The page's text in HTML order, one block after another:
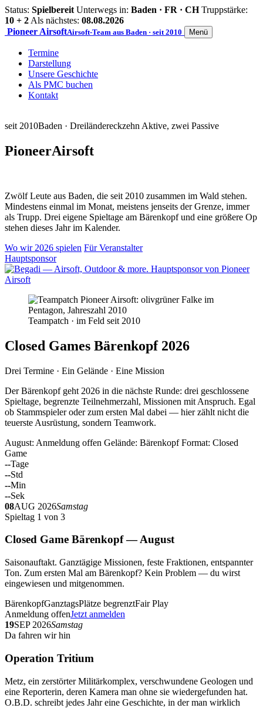
Status: Spielbereit Unterwegs in: Baden · FR · CH Truppstärke:
10 + 2 Als nächstes: 08.08.2026
Pioneer AirsoftAirsoft-Team aus Baden · seit 2010 Menü
Termine
Darstellung
Unsere Geschichte
Als PMC buchen
Kontakt
seit 2010Baden · Dreiländereckzehn Aktive, zwei Passive
PioneerAirsoft
Zwölf Leute aus Baden, die seit 2010 zusammen im Wald stehen.
Mindestens einmal im Monat, meistens jenseits der Grenze, immer
als Trupp. Drei eigene Spieltage am Bärenkopf und eine größere Op
stehen dieses Jahr im Kalender.
Wo wir 2026 spielen Für Veranstalter
Hauptsponsor
Teampatch · im Feld seit 2010
Closed Games Bärenkopf 2026
Drei Termine · Ein Gelände · Eine Mission
Der Bärenkopf geht 2026 in die nächste Runde: drei geschlossene
Spieltage, begrenzte Teilnehmerzahl, Missionen mit Anspruch. Egal
ob Stammspieler oder zum ersten Mal dabei — hier zählt nicht die
teuerste Ausrüstung, sondern Teamwork.
August: Anmeldung offen Gelände: Bärenkopf Format: Closed
Game
--Tage
--Std
--Min
--Sek
08AUG 2026Samstag
Spieltag 1 von 3
Closed Game Bärenkopf — August
Saisonauftakt. Ganztägige Missionen, feste Fraktionen, entspannter
Ton. Zum ersten Mal am Bärenkopf? Kein Problem — du wirst
eingewiesen und mitgenommen.
BärenkopfGanztagsPlätze begrenztFair Play
Anmeldung offenJetzt anmelden
19SEP 2026Samstag
Da fahren wir hin
Operation Tritium
Metz, ein zerstörter Militärkomplex, verschwundene Geologen und
eine Reporterin, deren Kamera man ohne sie wiedergefunden hat.
O.B.D. schreibt jedes Jahr eine Geschichte, in der man wirklich